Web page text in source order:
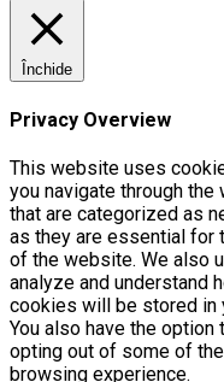
Închide
Privacy Overview
This website uses
you navigate through
that are categorized as
as they are essential for
of the website. We also
analyze and understand
cookies will be stored in
You also have the
opting out of some of
browsing experience.